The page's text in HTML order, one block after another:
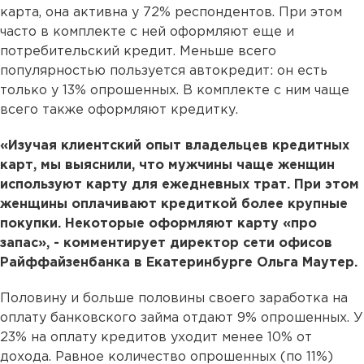
карта, она активна у 72% респондентов. При этом
часто в комплекте с ней оформляют еще и
потребительский кредит. Меньше всего
популярностью пользуется автокредит: он есть
только у 13% опрошенных. В комплекте с ним чаще
всего также оформляют кредитку.
«Изучая клиентский опыт владельцев кредитных
карт, мы выяснили, что мужчины чаще женщин
используют карту для ежедневных трат. При этом
женщины оплачивают кредиткой более крупные
покупки. Некоторые оформляют карту «про
запас», - комментирует директор сети офисов
Райффайзенбанка в Екатеринбурге Ольга Маутер.
Половину и больше половины своего заработка на
оплату банковского займа отдают 9% опрошенных. У
23% на оплату кредитов уходит менее 10% от
дохода. Равное количество опрошенных (по 11%)